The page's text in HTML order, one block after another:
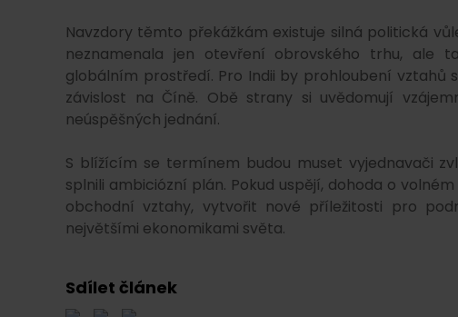
Navzdory těmto překážkám existuje silná politická
neznamenala jen otevření obrovského trhu, ale
globálním prostředí. Pro Indii by prohloubení vztahů
závislost na Číně. Obě strany si uvědomují
neúspěšných jednání.
S blížícím se termínem budou muset vyjednavači
splnili ambiciózní plán. Pokud uspějí, dohoda o
obchodní vztahy, vytvořit nové příležitosti pro
největšími ekonomikami světa.
Sdílet článek